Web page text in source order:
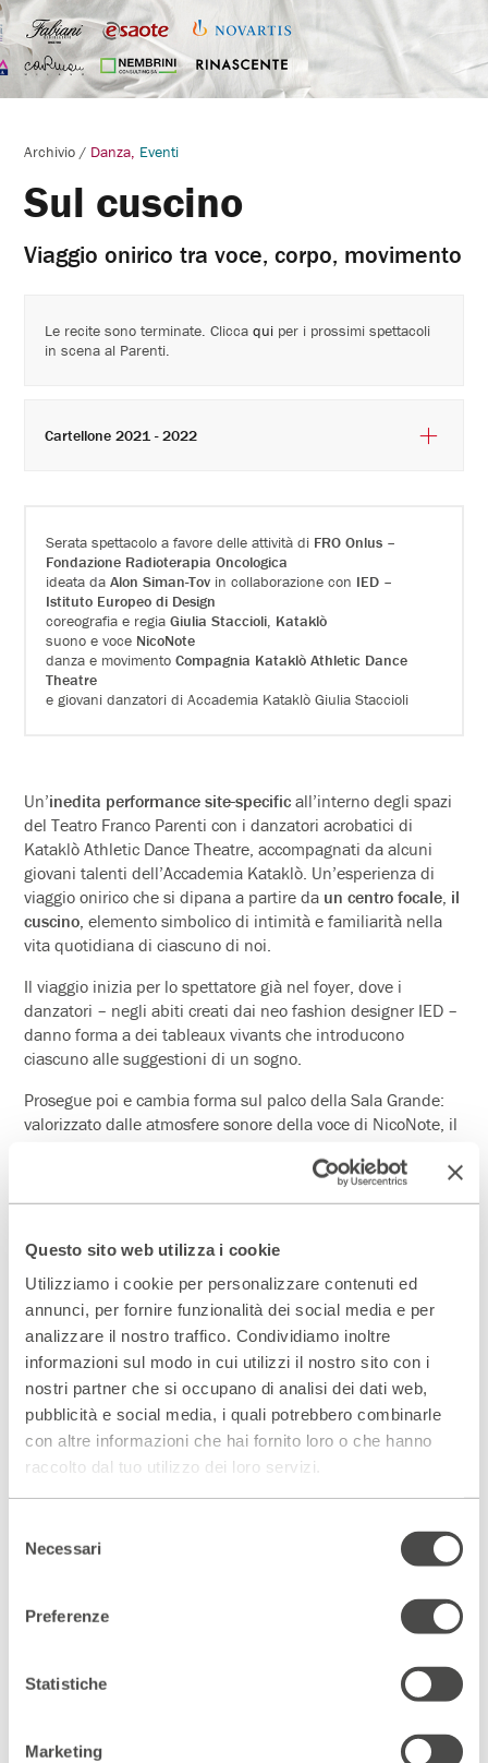
Questo sito web utilizza i cookie
Utilizziamo i cookie per personalizzare contenuti ed
annunci, per fornire funzionalità dei social media e per
analizzare il nostro traffico. Condividiamo inoltre
informazioni sul modo in cui utilizzi il nostro sito con i
nostri partner che si occupano di analisi dei dati web,
pubblicità e social media, i quali potrebbero combinarle
con altre informazioni che hai fornito loro o che hanno
raccolto dal tuo utilizzo dei loro servizi.
delNecessari
Preferenze
Statistiche
Marketing
Archivio / Danza Eventi
Sul cuscino
Viaggio onirico tra voce, corpo, movimento
Serata spettacolo a favore delle attività di FRO Onlus –
Fondazione Radioterapia Oncologica
ideata daAlon Siman-Tov in collaborazione con IED –
Istituto Europeo di Design
coreografia e regiaGiulia Staccioli Kataklò
suono e voce NicoNote
danza e movimentoCompagnia Kataklò Athletic Dance
Theatre
e giovani danzatori di Accademia Kataklò Giulia Staccioli
Un’inedita performance site-specific all’interno degli spazi
del Teatro Franco Parenti con i danzatori acrobatici di
Kataklò Athletic Dance Theatre, accompagnati da alcuni
giovani talenti dell’Accademia Kataklò. Un’esperienza di
viaggio onirico che si dipana a partire da un centro focale, il
cuscino, elemento simbolico di intimità e familiarità nella
vita quotidiana di ciascuno di noi.
Il viaggio inizia per lo spettatore già nel foyer, dove i
danzatori – negli abiti creati dai neo fashion designer IED –
danno forma a dei tableaux vivants che introducono
ciascuno alle suggestioni di un sogno.
Prosegue poi e cambia forma sul palco della Sala Grande:
valorizzato dalle atmosfere sonore della voce di NicoNote, il
si immergono, accompagnando il pubblico dentro ad una
adun raccontofisico che esplora ogni possibilità del gesto
Il cuscino è doppiamente protagonista degli intenti benefici
della serata: 30 pezzi unici decorati dagli studenti dell’Istituto
Europeo di Design saranno in vendita al pubblico nel foyer del
Teatro a favore di FRO Onlus.
ACCEDI AL VIRTUAL TOUR
Scopri un luogo unico
Le recite sono terminate. Cliccaqui per i prossimi spettacoli
in scena al Parenti.
Cartellone 2021 - 2022